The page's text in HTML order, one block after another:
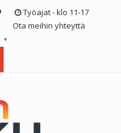
Työajat - klo 11-17
Ota meihin yhteyttä
▼